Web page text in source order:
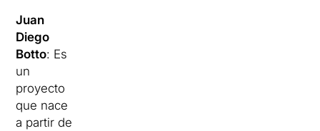
Juan
Diego
Botto: Es
un
proyecto
que nace
a partir de